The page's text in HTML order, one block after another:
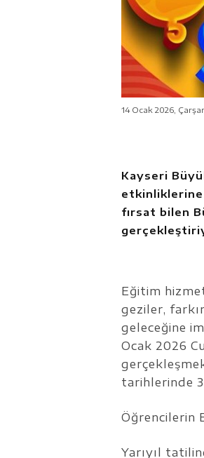
14 Ocak 2026,
Kayseri
etkinliklerine
fırsat bilen
Eğitim
geziler,
geleceğine
Ocak 2026
tarihlerinde
Öğrencilerin
Yarıyıl